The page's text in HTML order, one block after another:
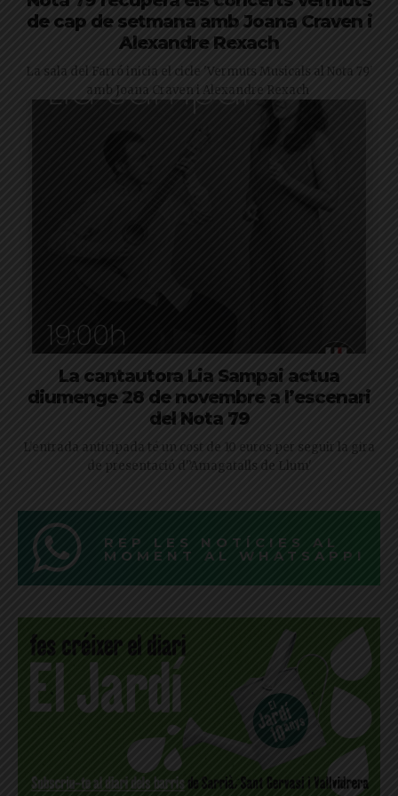
de cap de setmana amb Joana Craven i
Alexandre Rexach
La sala del Farró inicia el cicle 'Vermuts Musicals al Nota 79'
amb Joana Craven i Alexandre Rexach
La cantautora Lia Sampai actua
diumenge 28 de novembre a l’escenari
del Nota 79
L'entrada anticipada té un cost de 10 euros per seguir la gira
de presentació d'’Amagatalls de Llum'
REP LES NOTÍCIES AL
MOMENT AL WHATSAPP!